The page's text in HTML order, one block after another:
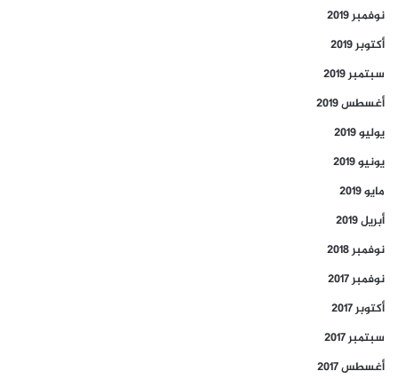
نوفمبر 2019
أكتوبر 2019
سبتمبر 2019
أغسطس 2019
يوليو 2019
يونيو 2019
مايو 2019
أبريل 2019
نوفمبر 2018
نوفمبر 2017
أكتوبر 2017
سبتمبر 2017
أغسطس 2017